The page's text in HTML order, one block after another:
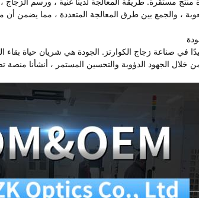
، والجمع بين طرق المعالجة المتعددة ، مما يضمن أن
في صناعة زجاج الكوارتز. الجودة هي شريان حياة
خلال الجهود الدؤوبة والتحسين المستمر ، أنشأنا منصة